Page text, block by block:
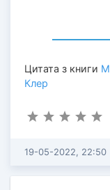
Цитата з книги
Клер
19-05-2022, 22:50